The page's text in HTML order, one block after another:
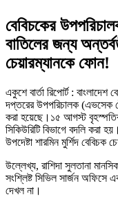
বেবিচকের
বাতিলের জন্য
চেয়ারম্যানকে ফোন!
একুশে বার্তা রিপোর্ট : বাংলাদেশ
দপ্তরের উপপরিচালক (এভসেক
করা হয়েছে।১৫ আগস্ট
সিকিউরিটি বিভাগে বদলি করা
উপদেষ্টা শারমিন মুর্শিদ
উল্লেখ্য, রাশিদা সুলতানা
সংশ্লিষ্ট সিভিল সার্জন
দেখল না।